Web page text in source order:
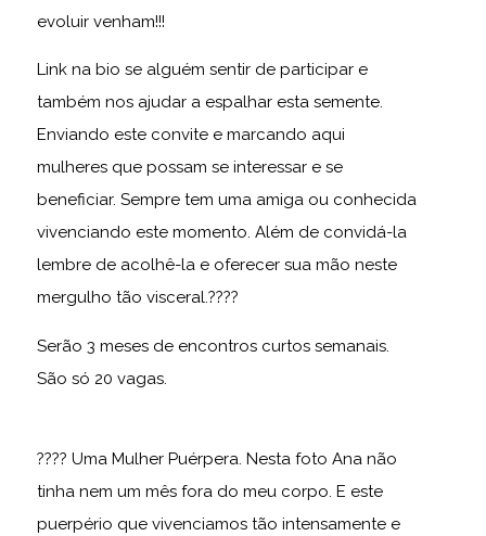
evoluir venham!!!
Link na bio se alguém sentir de participar e
também nos ajudar a espalhar esta semente.
Enviando este convite e marcando aqui
mulheres que possam se interessar e se
beneficiar. Sempre tem uma amiga ou conhecida
vivenciando este momento. Além de convidá-la
lembre de acolhê-la e oferecer sua mão neste
mergulho tão visceral.????
Serão 3 meses de encontros curtos semanais.
São só 20 vagas.
???? Uma Mulher Puérpera. Nesta foto Ana não
tinha nem um mês fora do meu corpo. E este
puerpério que vivenciamos tão intensamente e